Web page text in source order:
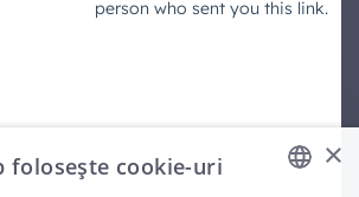
×
folosește cookie-uri